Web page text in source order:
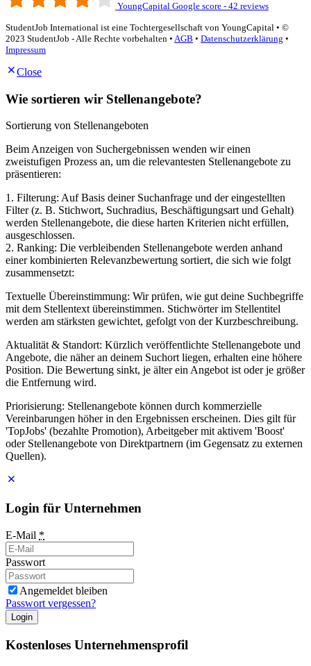
YoungCapital Google score - 42 reviews
StudentJob International ist eine Tochtergesellschaft von YoungCapital • ©
2023 StudentJob - Alle Rechte vorbehalten • AGB • Datenschutzerklärung •
Impressum
Close
Wie sortieren wir Stellenangebote?
Sortierung von Stellenangeboten
Beim Anzeigen von Suchergebnissen wenden wir einen
zweistufigen Prozess an, um die relevantesten Stellenangebote zu
präsentieren:
1. Filterung: Auf Basis deiner Suchanfrage und der eingestellten
Filter (z. B. Stichwort, Suchradius, Beschäftigungsart und Gehalt)
werden Stellenangebote, die diese harten Kriterien nicht erfüllen,
ausgeschlossen.
2. Ranking: Die verbleibenden Stellenangebote werden anhand
einer kombinierten Relevanzbewertung sortiert, die sich wie folgt
zusammensetzt:
Textuelle Übereinstimmung: Wir prüfen, wie gut deine Suchbegriffe
mit dem Stellentext übereinstimmen. Stichwörter im Stellentitel
werden am stärksten gewichtet, gefolgt von der Kurzbeschreibung.
Aktualität & Standort: Kürzlich veröffentlichte Stellenangebote und
Angebote, die näher an deinem Suchort liegen, erhalten eine höhere
Position. Die Bewertung sinkt, je älter ein Angebot ist oder je größer
die Entfernung wird.
Priorisierung: Stellenangebote können durch kommerzielle
Vereinbarungen höher in den Ergebnissen erscheinen. Dies gilt für
'TopJobs' (bezahlte Promotion), Arbeitgeber mit aktivem 'Boost'
oder Stellenangebote von Direktpartnern (im Gegensatz zu externen
Quellen).
Login für Unternehmen
E-Mail *
Passwort
Angemeldet bleiben
Passwort vergessen?
Login
Kostenloses Unternehmensprofil